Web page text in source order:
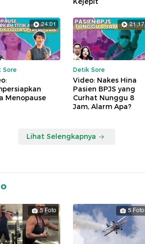
24:01
Sore
Menopause
21:17
Detik Sore
Video: Nakes Hina
Pasien BPJS yang
Curhat Nunggu 8
Jam, Alarm Apa?
Lihat Selengkapnya
5 Foto 5 Foto